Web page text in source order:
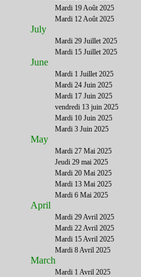
Mardi 19 Août 2025
Mardi 12 Août 2025
July
Mardi 29 Juillet 2025
Mardi 15 Juillet 2025
June
Mardi 1 Juillet 2025
Mardi 24 Juin 2025
Mardi 17 Juin 2025
vendredi 13 juin 2025
Mardi 10 Juin 2025
Mardi 3 Juin 2025
May
Mardi 27 Mai 2025
Jeudi 29 mai 2025
Mardi 20 Mai 2025
Mardi 13 Mai 2025
Mardi 6 Mai 2025
April
Mardi 29 Avril 2025
Mardi 22 Avril 2025
Mardi 15 Avril 2025
Mardi 8 Avril 2025
March
Mardi 1 Avril 2025